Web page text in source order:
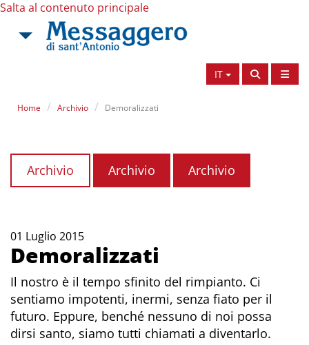
Salta al contenuto principale
IT
Home Archivio Demoralizzati
Archivio Archivio Archivio
01 Luglio 2015
Demoralizzati
Il nostro è il tempo sfinito del rimpianto. Ci
sentiamo impotenti, inermi, senza fiato per il
futuro. Eppure, benché nessuno di noi possa
dirsi santo, siamo tutti chiamati a diventarlo.